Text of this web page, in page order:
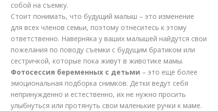
собой на съемку.
Стоит понимать, что будущий малыш – это изменение
для всех членов семьи, поэтому отнеситесь к этому
ответственно. Наверняка у ваших малышей найдутся свои
пожелания по поводу съемки с будущим братиком или
сестричкой, которые пока живут в животике мамы.
Фотосессия беременных с детьми – это еще более
эмоциональная подборка снимков. Детки ведут себя
непринужденно и естественно, их не нужно просить
улыбнуться или протянуть свои маленькие ручки к маме.